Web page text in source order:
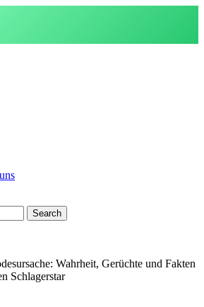
Wahrheit, Gerüchte und Fakten
Schlagerstar